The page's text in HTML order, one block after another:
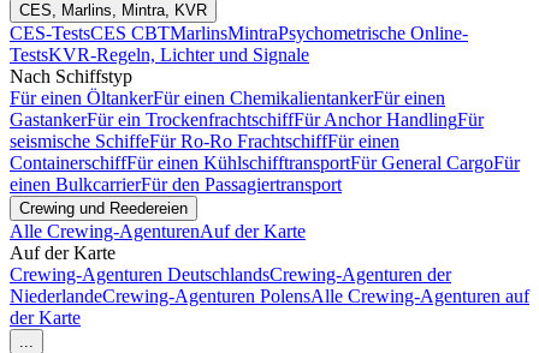
CES, Marlins, Mintra, KVR
CES-TestsCES CBTMarlinsMintraPsychometrische Online-
TestsKVR-Regeln, Lichter und Signale
Nach Schiffstyp
Für einen ÖltankerFür einen ChemikalientankerFür einen
GastankerFür ein TrockenfrachtschiffFür Anchor HandlingFür
seismische SchiffeFür Ro-Ro FrachtschiffFür einen
ContainerschiffFür einen KühlschifftransportFür General CargoFür
einen BulkcarrierFür den Passagiertransport
Crewing und Reedereien
Alle Crewing-AgenturenAuf der Karte
Auf der Karte
Crewing-Agenturen DeutschlandsCrewing-Agenturen der
NiederlandeCrewing-Agenturen PolensAlle Crewing-Agenturen auf
der Karte
...